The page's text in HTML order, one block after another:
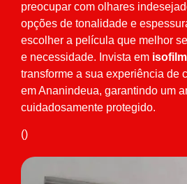
preocupar com olhares
opções de tonalidade e
escolher a película que melhor
e necessidade. Invista em
transforme a sua experiência de
em Ananindeua, garantindo um
cuidadosamente protegido.
()